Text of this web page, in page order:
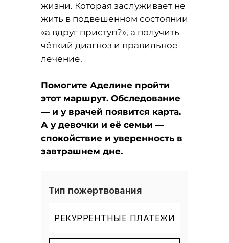
жизни. Которая заслуживает не
жить в подвешенном состоянии
«а вдруг приступ?», а получить
чёткий диагноз и правильное
лечение.
Помогите Аделине пройти
этот маршрут. Обследование
— и у врачей появится карта.
А у девочки и её семьи —
спокойствие и уверенность в
завтрашнем дне.
Тип пожертвования
РЕКУРРЕНТНЫЕ ПЛАТЕЖИ